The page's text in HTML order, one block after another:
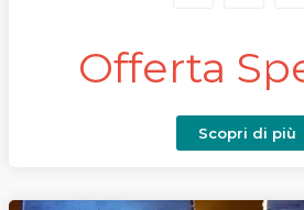
Offerta
Scopri di più